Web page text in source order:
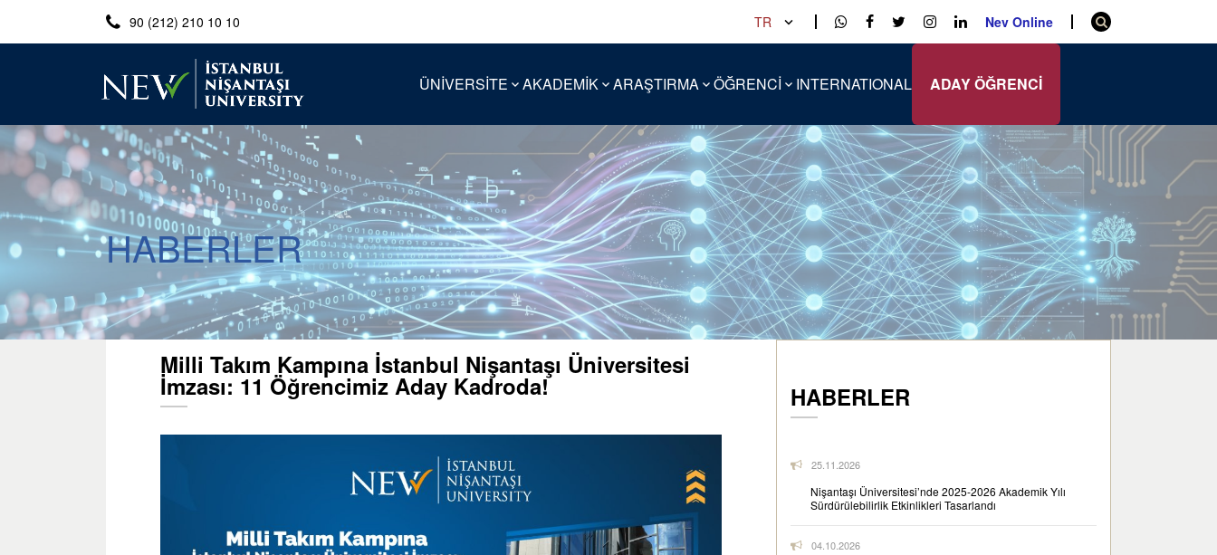
90 (212) 210 10 10 TR Nev Online
ÜNİVERSİTE AKADEMİK ARAŞTIRMA ÖĞRENCİ INTERNATIONAL ADAY ÖĞRENCİ
HABERLER
Milli Takım Kampına İstanbul Nişantaşı Üniversitesi
İmzası: 11 Öğrencimiz Aday Kadroda! HABERLER
25.11.2026
Nişantaşı Üniversitesi’nde 2025-2026 Akademik Yılı
Sürdürülebilirlik Etkinlikleri Tasarlandı
04.10.2026